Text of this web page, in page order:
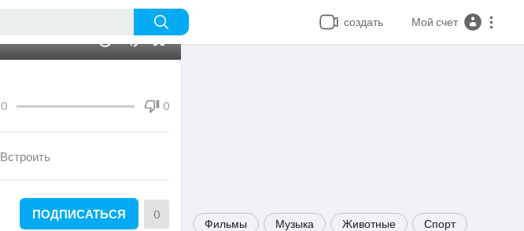
создать Мой счет
Фильмы Музыка Животные Спорт
0 0
Встроить
ПОДПИСАТЬСЯ 0